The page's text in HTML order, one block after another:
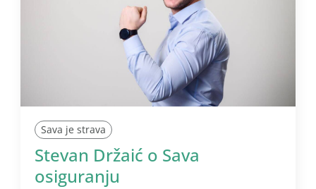
Sava je strava
Stevan Držaić o Sava
osiguranju